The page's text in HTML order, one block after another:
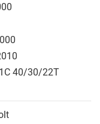
40/30/22T